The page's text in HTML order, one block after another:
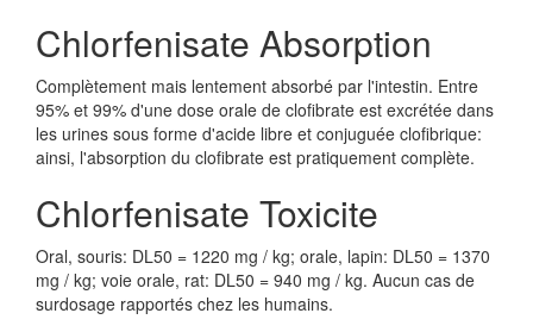
Chlorfenisate Absorption
Complètement mais lentement absorbé par l'intestin. Entre
95% et 99% d'une dose orale de clofibrate est excrétée dans
les urines sous forme d'acide libre et conjuguée clofibrique:
ainsi, l'absorption du clofibrate est pratiquement complète.
Chlorfenisate Toxicite
Oral, souris: DL50 = 1220 mg / kg; orale, lapin: DL50 = 1370
mg / kg; voie orale, rat: DL50 = 940 mg / kg. Aucun cas de
surdosage rapportés chez les humains.